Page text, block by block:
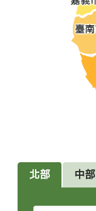
北部 中部
縣